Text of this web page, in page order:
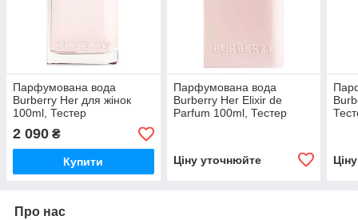
Парфумована вода
Burberry Her для жінок
100ml, Тестер
Великобританія
2 090 ₴
Купити
Парфумована вода
Burberry Her Elixir de
Parfum 100ml, Тестер
Ціну уточнюйте
Про нас